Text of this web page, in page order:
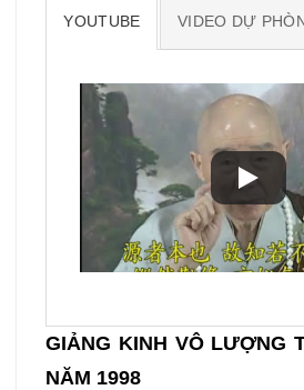
YOUTUBE VIDEO DỰ
GIẢNG KINH VÔ LƯỢNG
NĂM 1998